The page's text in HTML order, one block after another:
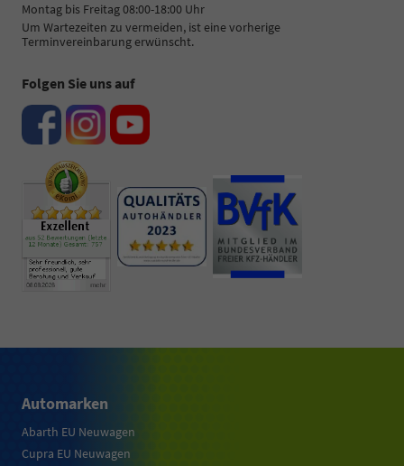
Montag bis Freitag 08:00-18:00 Uhr
Um Wartezeiten zu vermeiden, ist eine vorherige
Terminvereinbarung erwünscht.
Folgen Sie uns auf
Automarken
Abarth EU Neuwagen
Cupra EU Neuwagen